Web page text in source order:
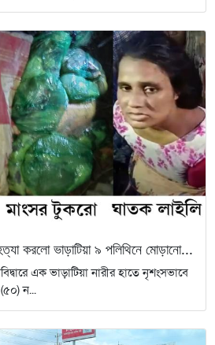
করলো ভাড়াটিয়া ৯ পলিথিনে মোড়ানো...
এক ভাড়াটিয়া নারীর হাতে নৃশংসভাবে
ন...